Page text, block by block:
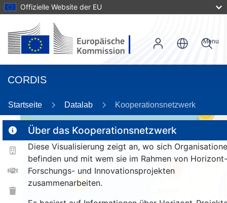
Offizielle Website der EU
CORDIS
Menu
Startseite Datalab Kooperationsnetzwerk
Über das Kooperationsnetzwerk
Diese Visualisierung zeigt an, wo sich
befinden und mit wem sie im Rahmen von Horizont-
Forschungs- und Innovationsprojekten
zusammenarbeiten.
2
25
163